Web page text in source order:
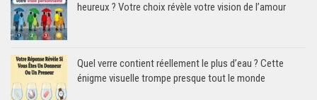
heureux ? Votre choix révèle votre vision de l’amour
Quel verre contient réellement le plus d’eau ? Cette
énigme visuelle trompe presque tout le monde